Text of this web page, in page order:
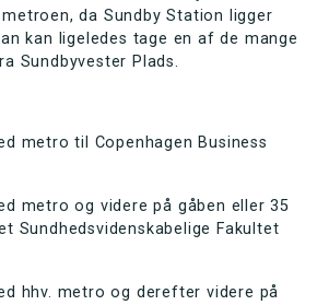
da Sundby Station ligger
kan ligeledes tage en af de mange
Sundbyvester Plads.
metro til Copenhagen Business
metro og videre på gåben eller 35
Sundhedsvidenskabelige Fakultet
hhv. metro og derefter videre på